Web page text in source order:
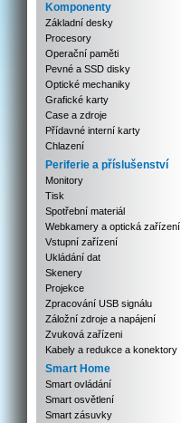
Komponenty
Základní desky
Procesory
Operační paměti
Pevné a SSD disky
Optické mechaniky
Grafické karty
Case a zdroje
Přídavné interní karty
Chlazení
Periferie a příslušenství
Monitory
Tisk
Spotřební materiál
Webkamery a optická zařízení
Vstupní zařízení
Ukládání dat
Skenery
Projekce
Zpracování USB signálu
Záložní zdroje a napájení
Zvuková zařízeni
Kabely a redukce a konektory
Smart Home
Smart ovládání
Smart osvětlení
Smart zásuvky